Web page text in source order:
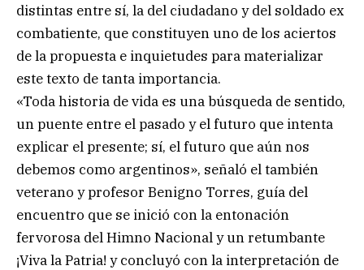
distintas entre sí, la del ciudadano y del soldado ex
combatiente, que constituyen uno de los aciertos
de la propuesta e inquietudes para materializar
este texto de tanta importancia.
«Toda historia de vida es una búsqueda de sentido,
un puente entre el pasado y el futuro que intenta
explicar el presente; sí, el futuro que aún nos
debemos como argentinos», señaló el también
veterano y profesor Benigno Torres, guía del
encuentro que se inició con la entonación
fervorosa del Himno Nacional y un retumbante
¡Viva la Patria! y concluyó con la interpretación de